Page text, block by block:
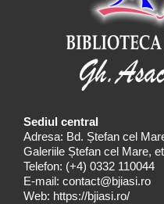
Sediul central
Adresa: Bd. Ștefan cel
Galeriile Ștefan cel Mare,
Telefon: (+4) 0332 110044
E-mail: contact@bjiasi.ro
Web: https://bjiasi.ro/